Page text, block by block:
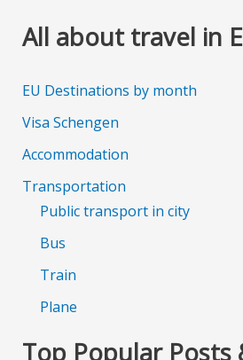
All about travel in
EU Destinations by month
Visa Schengen
Accommodation
Transportation
Public transport in city
Bus
Train
Plane
Top Popular Posts